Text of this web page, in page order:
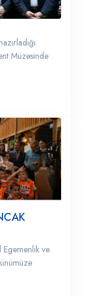
Müzesinde
Egemenlik ve